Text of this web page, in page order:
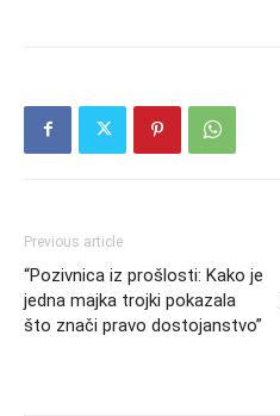
Previous article
“Pozivnica iz prošlosti: Kako je
jedna majka trojki pokazala
što znači pravo dostojanstvo”